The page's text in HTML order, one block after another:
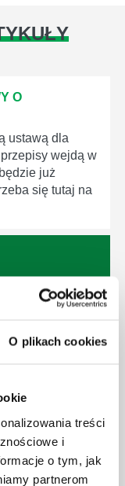
O plikach cookies
treści
i
o tym, jak
partnerom
O
ustawą dla
wejdą w
już
się tutaj na
wygląda?
cokolwiek?